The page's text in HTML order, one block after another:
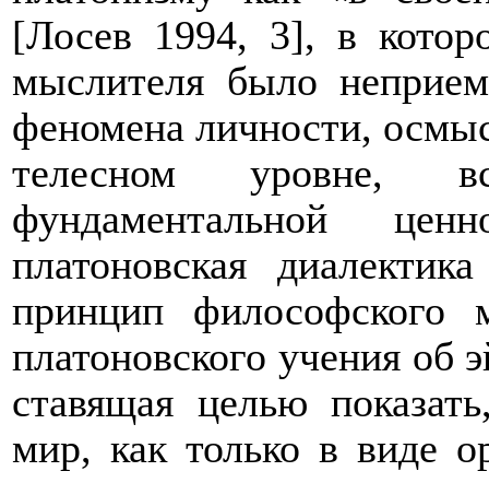
[Лосев 1994, 3], в
мыслителя было
феномена личности,
телесном уровне,
фундаментальной
платоновская
принцип
платоновского учения об
ставящая целью
мир, как только в виде